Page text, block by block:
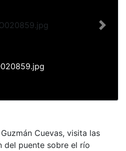
Next
Cuevas, visita las
del puente sobre el río